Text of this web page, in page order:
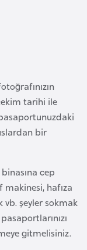
tarihi ile
bir
cep
makinesi, hafıza
vb. şeyler sokmak
gitmelisiniz.